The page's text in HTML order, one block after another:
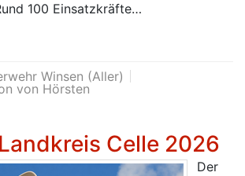
100 Einsatzkräfte…
Winsen (Aller)
von Hörsten
Celle 2026
Der